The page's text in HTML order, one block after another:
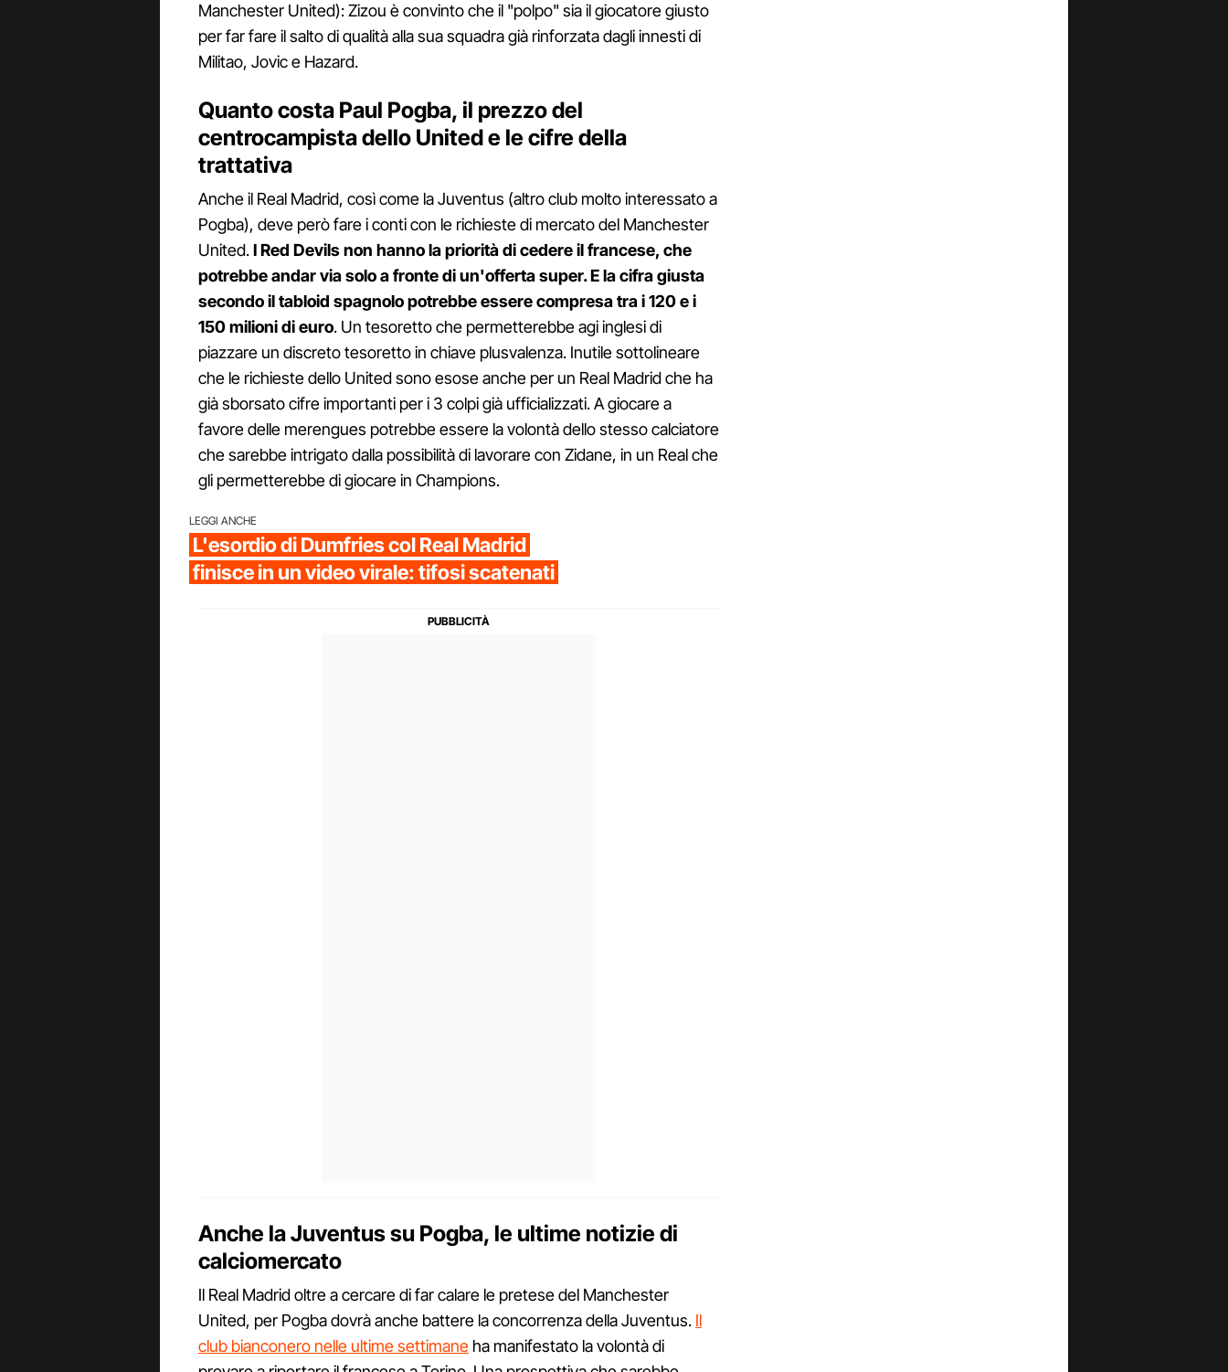
Manchester United): Zizou è convinto che il "polpo" sia il giocatore giusto
per far fare il salto di qualità alla sua squadra già rinforzata dagli innesti di
Militao, Jovic e Hazard.
Quanto costa Paul Pogba, il prezzo del
centrocampista dello United e le cifre della
trattativa
Anche il Real Madrid, così come la Juventus (altro club molto interessato a
Pogba), deve però fare i conti con le richieste di mercato del Manchester
United.I Red Devils non hanno la priorità di cedere il francese, che
potrebbe andar via solo a fronte di un'offerta super. E la cifra giusta
secondo il tabloid spagnolo potrebbe essere compresa tra i 120 e i
150 milioni di euro. Un tesoretto che permetterebbe agi inglesi di
piazzare un discreto tesoretto in chiave plusvalenza. Inutile sottolineare
che le richieste dello United sono esose anche per un Real Madrid che ha
già sborsato cifre importanti per i 3 colpi già ufficializzati. A giocare a
favore delle merengues potrebbe essere la volontà dello stesso calciatore
che sarebbe intrigato dalla possibilità di lavorare con Zidane, in un Real che
gli permetterebbe di giocare in Champions.
LEGGI ANCHE
L'esordio di Dumfries col Real Madrid
finisce in un video virale: tifosi scatenati
Anche la Juventus su Pogba, le ultime notizie di
calciomercato
Il Real Madrid oltre a cercare di far calare le pretese del Manchester
United, per Pogba dovrà anche battere la concorrenza della Juventus. Il
club bianconero nelle ultime settimane ha manifestato la volontà di